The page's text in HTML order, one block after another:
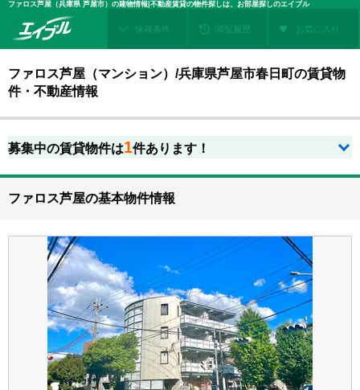
ファロス芦屋（兵庫県 芦屋市）の建物情報|不動産賃貸の物件探しは、お部屋探しのエイブル
保存条件 閲覧履歴 お気に入り
ファロス芦屋（マンション）/兵庫県芦屋市春日町の賃貸物
件・不動産情報
募集中の賃貸物件は1件あります！
ファロス芦屋の基本物件情報